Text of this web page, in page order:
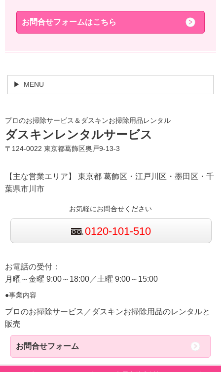
お問合せフォームはこちら
MENU
プロのお掃除サービス＆ダスキンお掃除用品レンタル
ダスキンレンタルサービス
〒124-0022 東京都葛飾区奥戸9-13-3
【主な営業エリア】 東京都 葛飾区・江戸川区・墨田区・千
葉県市川市
お気軽にお問合せください
0120-101-510
お電話の受付：
月曜～金曜 9:00～18:00／土曜 9:00～15:00
●事業内容
プロのお掃除サービス／ダスキンお掃除用品のレンタルと
販売
お問合せフォーム